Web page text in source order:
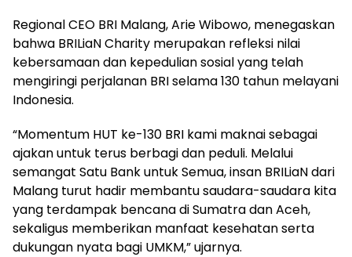
Regional CEO BRI Malang, Arie Wibowo, menegaskan
bahwa BRILiaN Charity merupakan refleksi nilai
kebersamaan dan kepedulian sosial yang telah
mengiringi perjalanan BRI selama 130 tahun melayani
Indonesia.
“Momentum HUT ke-130 BRI kami maknai sebagai
ajakan untuk terus berbagi dan peduli. Melalui
semangat Satu Bank untuk Semua, insan BRILiaN dari
Malang turut hadir membantu saudara-saudara kita
yang terdampak bencana di Sumatra dan Aceh,
sekaligus memberikan manfaat kesehatan serta
dukungan nyata bagi UMKM,” ujarnya.